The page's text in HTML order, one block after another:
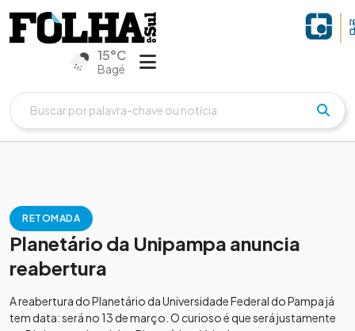
15°C
Bagé
RETOMADA
Planetário da Unipampa anuncia
reabertura
A reabertura do Planetário da Universidade Federal do Pampa já
tem data: será no 13 de março. O curioso é que será justamente